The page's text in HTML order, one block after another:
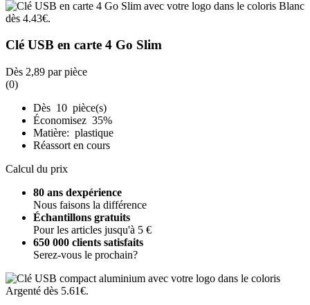
Clé USB en carte 4 Go Slim
Dès 2,89 par pièce
(0)
Dès 10 pièce(s)
Économisez 35%
Matière: plastique
Réassort en cours
Calcul du prix
80 ans dexpérience
Nous faisons la différence
Échantillons gratuits
Pour les articles jusqu'à 5 €
650 000 clients satisfaits
Serez-vous le prochain?